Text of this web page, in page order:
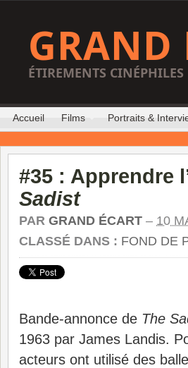
GRAND
ÉTIREMENTS CINÉPHILES
Accueil Films Portraits &
#35 : Apprendre
Sadist
PAR GRAND ÉCART – 10
CLASSÉ DANS : FOND DE
Bande-annonce de The
1963 par James Landis.
acteurs ont utilisé des